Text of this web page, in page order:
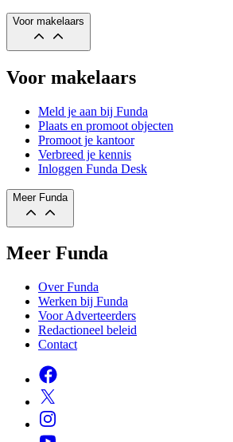
Voor makelaars
Voor makelaars
Meld je aan bij Funda
Plaats en promoot objecten
Promoot je kantoor
Verbreed je kennis
Inloggen Funda Desk
Meer Funda
Meer Funda
Over Funda
Werken bij Funda
Voor Adverteerders
Redactioneel beleid
Contact